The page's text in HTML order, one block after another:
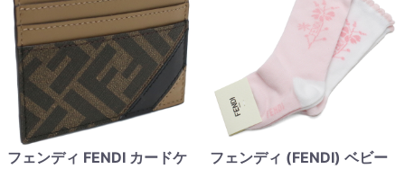
フェンディ FENDI カードケ
フェンディ (FENDI) ベビー